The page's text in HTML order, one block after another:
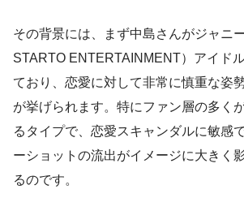
その背景には、まず中島さんがジャニ
STARTO ENTERTAINMENT）アイド
ており、恋愛に対して非常に慎重な姿
が挙げられます。特にファン層の多く
るタイプで、恋愛スキャンダルに敏感
ーショットの流出がイメージに大きく
るのです。